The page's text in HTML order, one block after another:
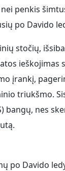
penkis
po Davido
stočių,
ieškojimas
įrankį,
triukšmo.
nes
po Davido